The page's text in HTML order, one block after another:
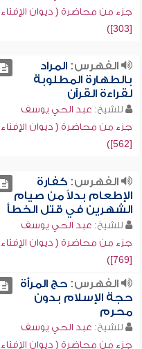
جزء من محاضرة ( ديوان الإفتاء
[303])
الفهرس:المراد
بالطهارة المطلوبة
لقراءة القرآن
للشيخ: عبد الحي يوسف
جزء من محاضرة ( ديوان الإفتاء
[562])
الفهرس:كفارة
الإطعام بدلاً من صيام
الشهرين في قتل الخطأ
للشيخ: عبد الحي يوسف
جزء من محاضرة ( ديوان الإفتاء
[769])
الفهرس:حج المرأة
حجة الإسلام بدون
محرم
للشيخ: عبد الحي يوسف
جزء من محاضرة ( ديوان الإفتاء